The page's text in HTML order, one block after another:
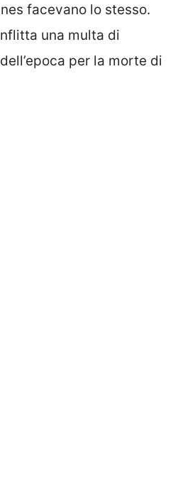
facevano lo stesso.
una multa di
per la morte di